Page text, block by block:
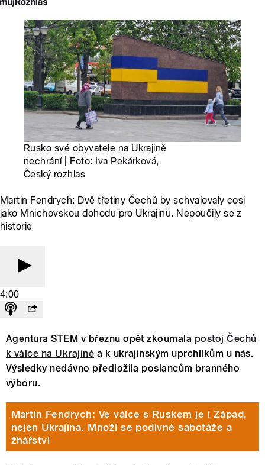
Rusko své obyvatele na Ukrajině
nechrání | Foto: Iva Pekárková,
Český rozhlas
Martin Fendrych: Dvě třetiny Čechů by schvalovaly cosi
jako Mnichovskou dohodu pro Ukrajinu. Nepoučily se z
historie
4:00
Agentura STEM v březnu opět zkoumala postoj Čechů
k válce na Ukrajině a k ukrajinským uprchlíkům u nás.
Výsledky nedávno předložila poslancům branného
výboru.
Martin Fendrych: Ve válce s Ruskem je i Západ,
nejen Ukrajina. Množí se podivné sabotáže a
žhářství